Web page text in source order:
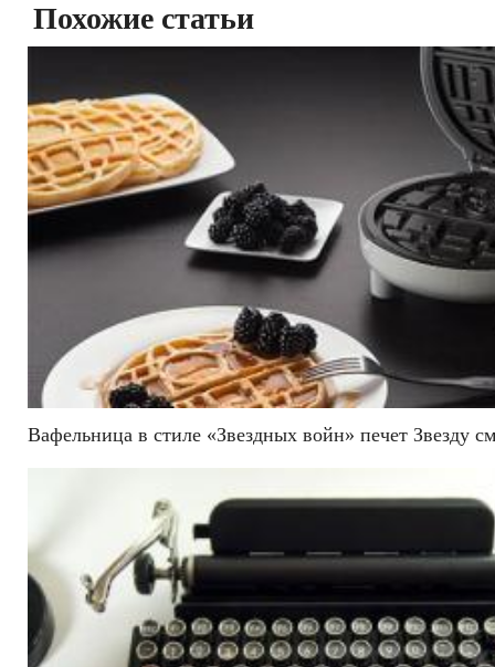
Похожие статьи
Вафельница в стиле «Звездных войн» печет Звезду